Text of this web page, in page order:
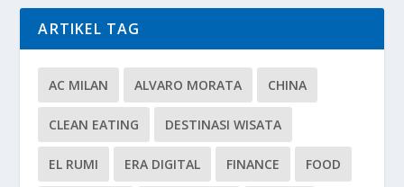
ARTIKEL TAG
AC MILAN ALVARO MORATA CHINA
CLEAN EATING DESTINASI WISATA
EL RUMI ERA DIGITAL FINANCE FOOD